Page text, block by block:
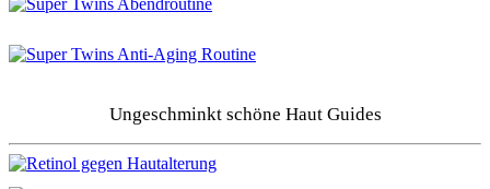
Ungeschminkt schöne Haut Guides